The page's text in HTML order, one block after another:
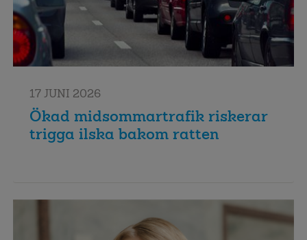
17 JUNI 2026
Ökad midsommartrafik riskerar
trigga ilska bakom ratten